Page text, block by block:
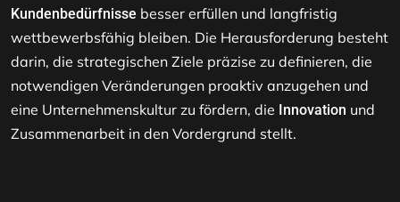
Kundenbedürfnisse besser erfüllen und langfristig
wettbewerbsfähig bleiben. Die Herausforderung besteht
darin, die strategischen Ziele präzise zu definieren, die
notwendigen Veränderungen proaktiv anzugehen und
eine Unternehmenskultur zu fördern, die Innovation und
Zusammenarbeit in den Vordergrund stellt.